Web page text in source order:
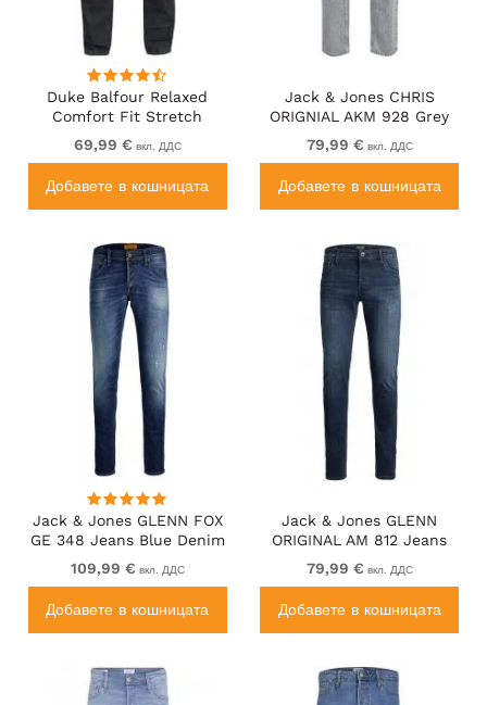
Duke Balfour Relaxed
Comfort Fit Stretch
Jeans With Elasticated
Waist Black
69,99 € вкл. ДДС
Добавете в кошницата
Jack & Jones CHRIS
ORIGNIAL AKM 928 Grey
Denim
79,99 € вкл. ДДС
Добавете в кошницата
Jack & Jones GLENN FOX
GE 348 Jeans Blue Denim
109,99 € вкл. ДДС
Добавете в кошницата
Jack & Jones GLENN
ORIGINAL AM 812 Jeans
Blue Denim
79,99 € вкл. ДДС
Добавете в кошницата